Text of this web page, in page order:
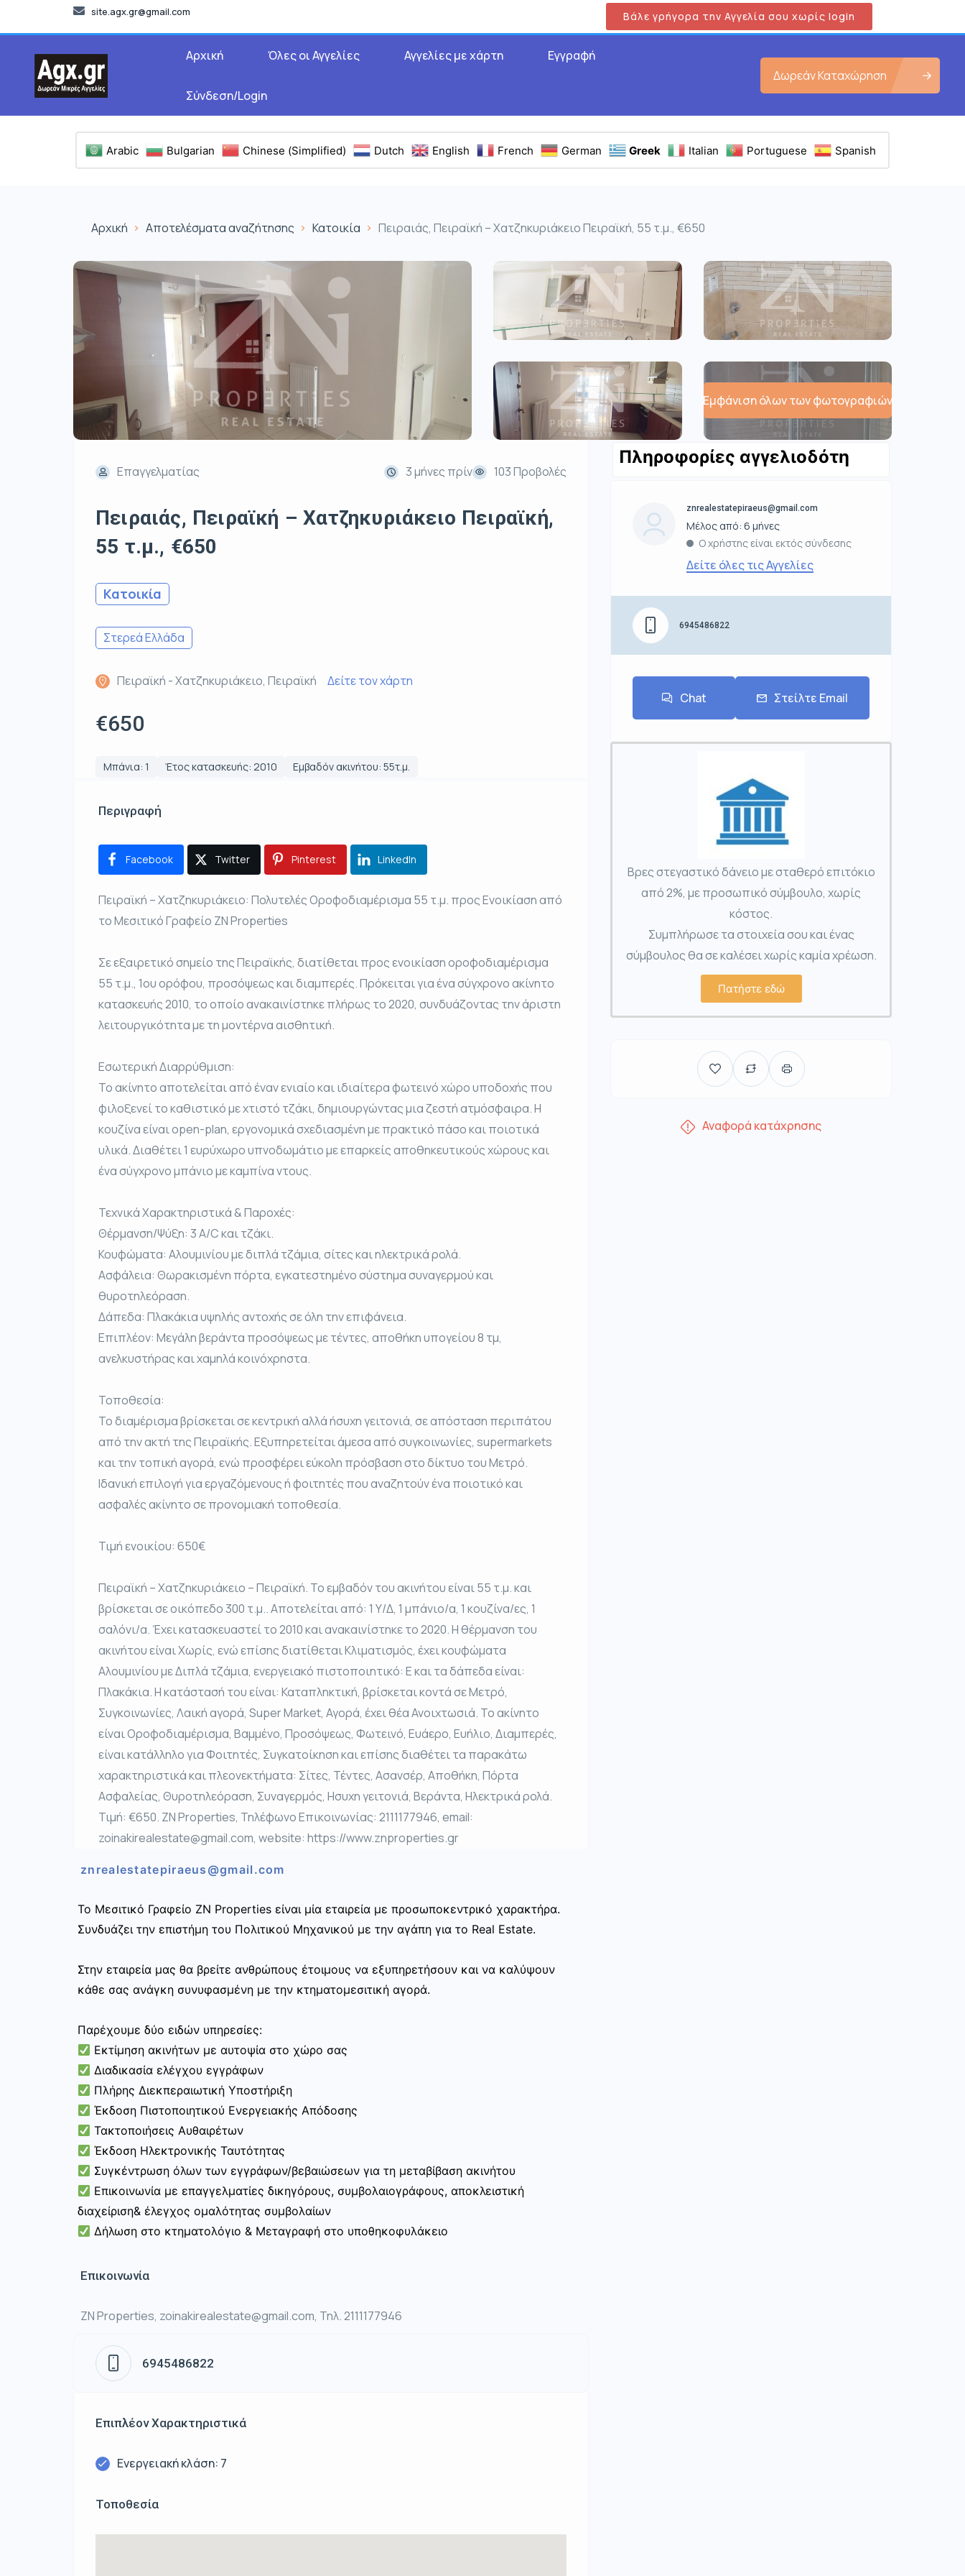
site.agx.gr@gmail.com Βάλε γρήγορα την Αγγελία σου χωρίς login
Αρχική Όλες οι Αγγελίες Αγγελίες με χάρτη Εγγραφή
Σύνδεση/Login
Δωρεάν Καταχώρηση
Arabic Bulgarian Chinese (Simplified) Dutch English French German Greek Italian Portuguese Spanish
Αρχική Αποτελέσματα αναζήτησης Κατοικία Πειραιάς, Πειραϊκή – Χατζηκυριάκειο Πειραϊκή, 55 τ.μ., €650
Εμφάνιση όλων των φωτογραφιών
Επαγγελματίας 3 μήνες πρίν 103 Προβολές
Πειραιάς, Πειραϊκή – Χατζηκυριάκειο Πειραϊκή,
55 τ.μ., €650
Κατοικία
Στερεά Ελλάδα
Πειραϊκή - Χατζηκυριάκειο, Πειραϊκή Δείτε τον χάρτη
€650
Μπάνια: 1 Έτος κατασκευής: 2010 Εμβαδόν ακινήτου: 55τ.μ.
Περιγραφή
Facebook Twitter Pinterest LinkedIn
Πειραϊκή – Χατζηκυριάκειο: Πολυτελές Οροφοδιαμέρισμα 55 τ.μ. προς Ενοικίαση από
το Μεσιτικό Γραφείο ZN Properties
Σε εξαιρετικό σημείο της Πειραϊκής, διατίθεται προς ενοικίαση οροφοδιαμέρισμα
55 τ.μ., 1ου ορόφου, προσόψεως και διαμπερές. Πρόκειται για ένα σύγχρονο ακίνητο
κατασκευής 2010, το οποίο ανακαινίστηκε πλήρως το 2020, συνδυάζοντας την άριστη
λειτουργικότητα με τη μοντέρνα αισθητική.
Εσωτερική Διαρρύθμιση:
Το ακίνητο αποτελείται από έναν ενιαίο και ιδιαίτερα φωτεινό χώρο υποδοχής που
φιλοξενεί το καθιστικό με χτιστό τζάκι, δημιουργώντας μια ζεστή ατμόσφαιρα. Η
κουζίνα είναι open-plan, εργονομικά σχεδιασμένη με πρακτικό πάσο και ποιοτικά
υλικά. Διαθέτει 1 ευρύχωρο υπνοδωμάτιο με επαρκείς αποθηκευτικούς χώρους και
ένα σύγχρονο μπάνιο με καμπίνα ντους.
Τεχνικά Χαρακτηριστικά & Παροχές:
Θέρμανση/Ψύξη: 3 A/C και τζάκι.
Κουφώματα: Αλουμινίου με διπλά τζάμια, σίτες και ηλεκτρικά ρολά.
Ασφάλεια: Θωρακισμένη πόρτα, εγκατεστημένο σύστημα συναγερμού και
θυροτηλεόραση.
Δάπεδα: Πλακάκια υψηλής αντοχής σε όλη την επιφάνεια.
Επιπλέον: Μεγάλη βεράντα προσόψεως με τέντες, αποθήκη υπογείου 8 τμ,
ανελκυστήρας και χαμηλά κοινόχρηστα.
Τοποθεσία:
Το διαμέρισμα βρίσκεται σε κεντρική αλλά ήσυχη γειτονιά, σε απόσταση περιπάτου
από την ακτή της Πειραϊκής. Εξυπηρετείται άμεσα από συγκοινωνίες, supermarkets
και την τοπική αγορά, ενώ προσφέρει εύκολη πρόσβαση στο δίκτυο του Μετρό.
Ιδανική επιλογή για εργαζόμενους ή φοιτητές που αναζητούν ένα ποιοτικό και
ασφαλές ακίνητο σε προνομιακή τοποθεσία.
Τιμή ενοικίου: 650€
Πειραϊκή – Χατζηκυριάκειο – Πειραϊκή. Το εμβαδόν του ακινήτου είναι 55 τ.μ. και
βρίσκεται σε οικόπεδο 300 τ.μ.. Αποτελείται από: 1 Υ/Δ, 1 μπάνιο/α, 1 κουζίνα/ες, 1
σαλόνι/α. Έχει κατασκευαστεί το 2010 και ανακαινίστηκε το 2020. Η θέρμανση του
ακινήτου είναι Χωρίς, ενώ επίσης διατίθεται Κλιματισμός, έχει κουφώματα
Αλουμινίου με Διπλά τζάμια, ενεργειακό πιστοποιητικό: Ε και τα δάπεδα είναι:
Πλακάκια. Η κατάστασή του είναι: Καταπληκτική, βρίσκεται κοντά σε Μετρό,
Συγκοινωνίες, Λαική αγορά, Super Market, Αγορά, έχει θέα Ανοιχτωσιά. Το ακίνητο
είναι Οροφοδιαμέρισμα, Βαμμένο, Προσόψεως, Φωτεινό, Ευάερο, Ευήλιο, Διαμπερές,
είναι κατάλληλο για Φοιτητές, Συγκατοίκηση και επίσης διαθέτει τα παρακάτω
χαρακτηριστικά και πλεονεκτήματα: Σίτες, Τέντες, Ασανσέρ, Αποθήκη, Πόρτα
Ασφαλείας, Θυροτηλεόραση, Συναγερμός, Ησυχη γειτονιά, Βεράντα, Ηλεκτρικά ρολά.
Τιμή: €650. ZN Properties, Τηλέφωνο Επικοινωνίας: 2111177946, email:
zoinakirealestate@gmail.com, website: https://www.znproperties.gr
znrealestatepiraeus@gmail.com
Το Μεσιτικό Γραφείο ZN Properties είναι μία εταιρεία με προσωποκεντρικό χαρακτήρα.
Συνδυάζει την επιστήμη του Πολιτικού Μηχανικού με την αγάπη για το Real Estate.
Στην εταιρεία μας θα βρείτε ανθρώπους έτοιμους να εξυπηρετήσουν και να καλύψουν
κάθε σας ανάγκη συνυφασμένη με την κτηματομεσιτική αγορά.
Παρέχουμε δύο ειδών υπηρεσίες:
Εκτίμηση ακινήτων με αυτοψία στο χώρο σας
Διαδικασία ελέγχου εγγράφων
Πλήρης Διεκπεραιωτική Υποστήριξη
Έκδοση Πιστοποιητικού Ενεργειακής Απόδοσης
Τακτοποιήσεις Αυθαιρέτων
Έκδοση Ηλεκτρονικής Ταυτότητας
Συγκέντρωση όλων των εγγράφων/βεβαιώσεων για τη μεταβίβαση ακινήτου
Επικοινωνία με επαγγελματίες δικηγόρους, συμβολαιογράφους, αποκλειστική
διαχείριση& έλεγχος ομαλότητας συμβολαίων
Δήλωση στο κτηματολόγιο & Μεταγραφή στο υποθηκοφυλάκειο
Επικοινωνία
ZN Properties, zoinakirealestate@gmail.com, Τηλ. 2111177946
6945486822
Επιπλέον Χαρακτηριστικά
Ενεργειακή κλάση: 7
Τοποθεσία
Πληροφορίες αγγελιοδότη
znrealestatepiraeus@gmail.com
Μέλος από: 6 μήνες
Ο χρήστης είναι εκτός σύνδεσης
Δείτε όλες τις Αγγελίες
6945486822
Chat Στείλτε Email
Βρες στεγαστικό δάνειο με σταθερό επιτόκιο
από 2%, με προσωπικό σύμβουλο, χωρίς
κόστος.
Συμπλήρωσε τα στοιχεία σου και ένας
σύμβουλος θα σε καλέσει χωρίς καμία χρέωση.
Πατήστε εδώ
Αναφορά κατάχρησης